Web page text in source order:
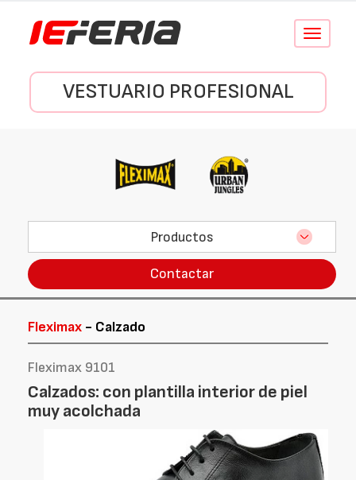
Conmutar
VESTUARIO PROFESIONAL
Productos
Contactar
Fleximax - Calzado
Fleximax 9101
Calzados: con plantilla interior de piel
muy acolchada